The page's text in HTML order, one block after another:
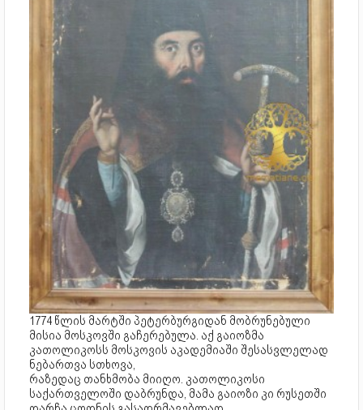
1774 წლის მარტში პეტერბურგიდან მობრუნებული
მისია მოსკოვში გაჩერებულა. აქ გაიოზმა
კათოლიკოსს მოსკოვის აკადემიაში შესასვლელად
ნებართვა სთხოვა,
რაზედაც თანხმობა მიიღო. კათოლიკოსი
საქართველოში დაბრუნდა, მამა გაიოზი კი რუსეთში